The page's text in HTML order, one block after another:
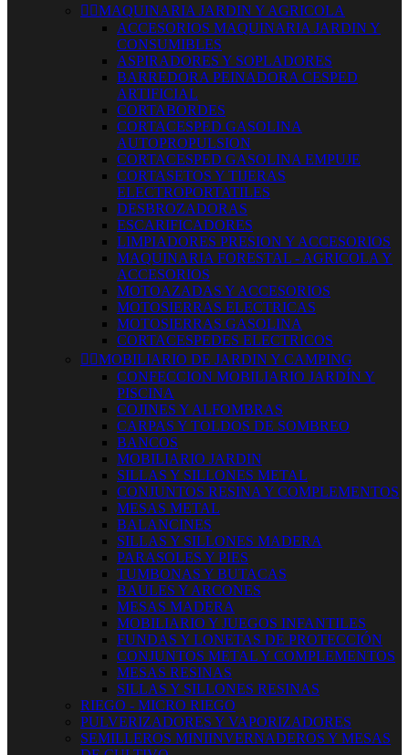
 MAQUINARIA JARDIN Y AGRICOLA
ACCESORIOS MAQUINARIA JARDIN Y
CONSUMIBLES
ASPIRADORES Y SOPLADORES
BARREDORA PEINADORA CESPED
ARTIFICIAL
CORTABORDES
CORTACESPED GASOLINA
AUTOPROPULSION
CORTACESPED GASOLINA EMPUJE
CORTASETOS Y TIJERAS
ELECTROPORTATILES
DESBROZADORAS
ESCARIFICADORES
LIMPIADORES PRESION Y ACCESORIOS
MAQUINARIA FORESTAL - AGRICOLA Y
ACCESORIOS
MOTOAZADAS Y ACCESORIOS
MOTOSIERRAS ELECTRICAS
MOTOSIERRAS GASOLINA
CORTACESPEDES ELECTRICOS
 MOBILIARIO DE JARDIN Y CAMPING
CONFECCION MOBILIARIO JARDÍN Y
PISCINA
COJINES Y ALFOMBRAS
CARPAS Y TOLDOS DE SOMBREO
BANCOS
MOBILIARIO JARDIN
SILLAS Y SILLONES METAL
CONJUNTOS RESINA Y COMPLEMENTOS
MESAS METAL
BALANCINES
SILLAS Y SILLONES MADERA
PARASOLES Y PIES
TUMBONAS Y BUTACAS
BAULES Y ARCONES
MESAS MADERA
MOBILIARIO Y JUEGOS INFANTILES
FUNDAS Y LONETAS DE PROTECCIÓN
CONJUNTOS METAL Y COMPLEMENTOS
MESAS RESINAS
SILLAS Y SILLONES RESINAS
RIEGO - MICRO RIEGO
PULVERIZADORES Y VAPORIZADORES
SEMILLEROS MINIINVERNADEROS Y MESAS